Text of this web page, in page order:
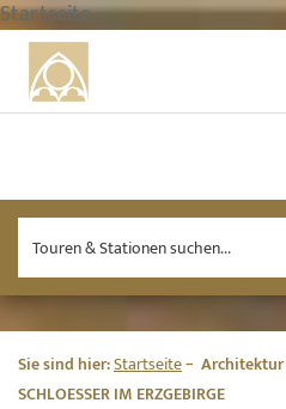
Startseite
Sie sind hier:Startseite Architektur
SCHLOESSER IM ERZGEBIRGE